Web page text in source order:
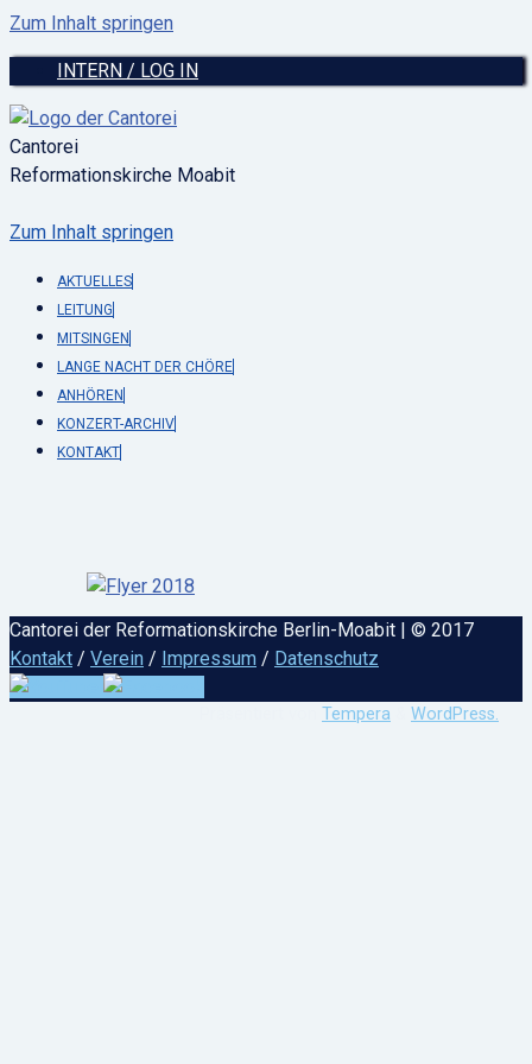
Zum Inhalt springen
INTERN / LOG IN
Cantorei
Reformationskirche Moabit
Zum Inhalt springen
AKTUELLES
LEITUNG
MITSINGEN
LANGE NACHT DER CHÖRE
ANHÖREN
KONZERT-ARCHIV
KONTAKT
Cantorei der Reformationskirche Berlin-Moabit | © 2017
Kontakt / Verein / Impressum / Datenschutz
Tempera WordPress.